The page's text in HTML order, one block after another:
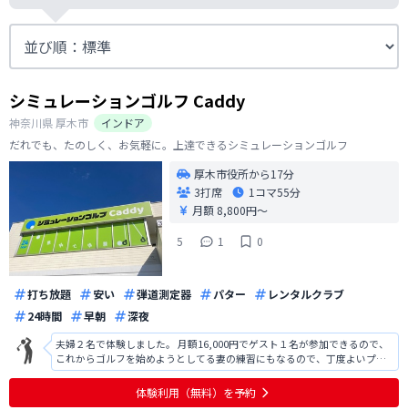
シミュレーションゴルフ Caddy
神奈川県 厚木市
インドア
だれでも、たのしく、お気軽に。上達できるシミュレーションゴルフ
厚木市役所から17分
3打席
1コマ55分
月額 8,800円〜
5
1 0
打ち放題 安い 弾道測定器 パター
レンタルクラブ
24時間
早朝 深夜
夫婦２名で体験しました。 月額16,000円でゲスト１名が参加できるので、
これからゴルフを始めようとしてる妻の練習にもなるので、丁度よいプラ
ンでした。 寒い時期、室内温度も暖かく、加湿器も付けていただいている
ので、快適な空間です。 オーナーさんの人柄がとても良いので安心で、即
申し込みしました。 ゴル
体験利用（無料）を予約